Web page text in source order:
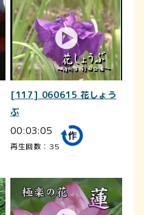
[117] 060615 花しょう
ぶ
00:03:05
再生回数：35